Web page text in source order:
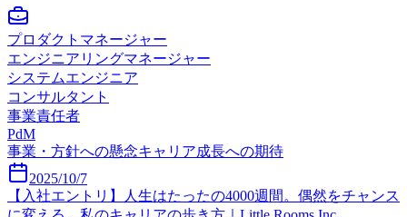
プロダクトマネージャー
エンジニアリングマネージャー
システムエンジニア
コンサルタント
事業責任者
PdM
事業・方針への懸念キャリア成長への期待
2025/10/7
【入社エントリ】人生はたったの4000週間。偶然をチャンス